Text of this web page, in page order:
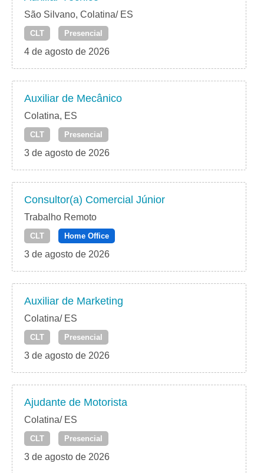
São Silvano, Colatina/ ES
CLT Presencial
4 de agosto de 2026
Auxiliar de Mecânico
Colatina, ES
CLT Presencial
3 de agosto de 2026
Consultor(a) Comercial Júnior
Trabalho Remoto
CLT Home Office
3 de agosto de 2026
Auxiliar de Marketing
Colatina/ ES
CLT Presencial
3 de agosto de 2026
Ajudante de Motorista
Colatina/ ES
CLT Presencial
3 de agosto de 2026